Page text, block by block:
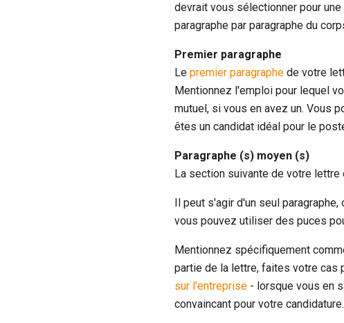
devrait vous sélectionner pour
paragraphe par paragraphe du
Premier paragraphe
Le premier paragraphe de votre
Mentionnez l'emploi pour lequel
mutuel, si vous en avez un. Vous
êtes un candidat idéal pour le
Paragraphe (s) moyen (s)
La section suivante de votre
Il peut s'agir d'un seul
vous pouvez utiliser des puces
Mentionnez spécifiquement
partie de la lettre, faites votre cas
sur l'entreprise - lorsque vous en
convaincant pour votre candidature.